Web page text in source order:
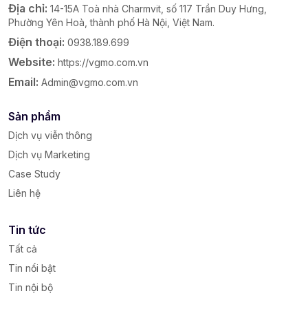
Địa chỉ: 14-15A Toà nhà Charmvit, số 117 Trần Duy Hưng,
Phường Yên Hoà, thành phố Hà Nội, Việt Nam.
Điện thoại: 0938.189.699
Website: https://vgmo.com.vn
Email: Admin@vgmo.com.vn
Sản phẩm
Dịch vụ viễn thông
Dịch vụ Marketing
Case Study
Liên hệ
Tin tức
Tất cả
Tin nổi bật
Tin nội bộ